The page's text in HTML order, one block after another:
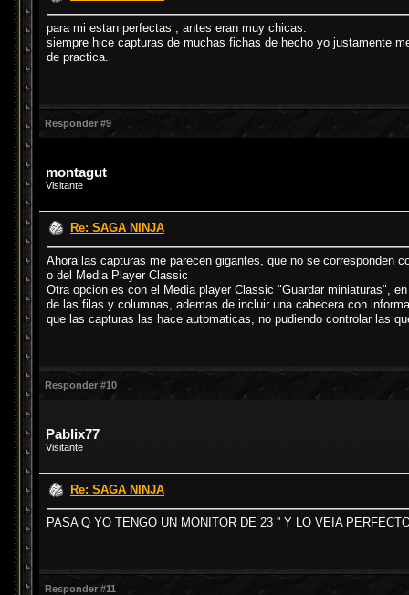
para mi estan perfectas , antes eran muy chicas.
siempre hice capturas de muchas fichas de hecho yo justamente
de practica.
Responder #9
montagut
Visitante
Re: SAGA NINJA
Ahora las capturas me parecen gigantes, que no se corresponden
o del Media Player Classic
Otra opcion es con el Media player Classic "Guardar miniaturas",
de las filas y columnas, ademas de incluir una cabecera con
que las capturas las hace automaticas, no pudiendo controlar las
Responder #10
Pablix77
Visitante
Re: SAGA NINJA
PASA Q YO TENGO UN MONITOR DE 23 '' Y LO VEIA
Responder #11